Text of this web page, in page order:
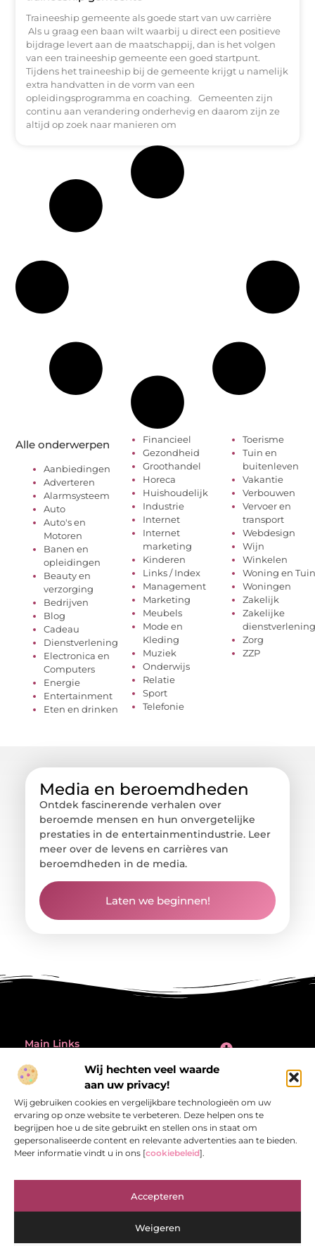
Wij hechten veel waarde
aan uw privacy!
Wij gebruiken cookies en vergelijkbare technologieën om uw
ervaring op onze website te verbeteren. Deze helpen ons te
begrijpen hoe u de site gebruikt en stellen ons in staat om
gepersonaliseerde content en relevante advertenties aan te bieden.
Meer informatie vindt u in ons [cookiebeleid].
Accepteren
Weigeren
Traineeship gemeente als goede start van uw carrière
Als u graag een baan wilt waarbij u direct een positieve
bijdrage levert aan de maatschappij, dan is het volgen
van een traineeship gemeente een goed startpunt.
Tijdens het traineeship bij de gemeente krijgt u namelijk
extra handvatten in de vorm van een
opleidingsprogramma en coaching. Gemeenten zijn
continu aan verandering onderhevig en daarom zijn ze
altijd op zoek naar manieren om
Alle onderwerpen
Aanbiedingen
Adverteren
Alarmsysteem
Auto
Auto's en
Motoren
Banen en
opleidingen
Beauty en
verzorging
Bedrijven
Blog
Cadeau
Dienstverlening
Electronica en
Computers
Energie
Entertainment
Eten en drinken
Financieel
Gezondheid
Groothandel
Horeca
Huishoudelijk
Industrie
Internet
Internet
marketing
Kinderen
Links / Index
Management
Marketing
Meubels
Mode en
Kleding
Muziek
Onderwijs
Relatie
Sport
Telefonie
Toerisme
Tuin en
buitenleven
Vakantie
Verbouwen
Vervoer en
transport
Webdesign
Wijn
Winkelen
Woning en Tuin
Woningen
Zakelijk
Zakelijke
dienstverlening
Zorg
ZZP
Media en beroemdheden
Ontdek fascinerende verhalen over
beroemde mensen en hun onvergetelijke
prestaties in de entertainmentindustrie. Leer
meer over de levens en carrières van
beroemdheden in de media.
Laten we beginnen!
Main Links
@2025 All Right Reserved.
www.referentiecontrole.nl
Bericht categorie
Referentiecontrole.nl – Jouw bron van
verrassend maken.